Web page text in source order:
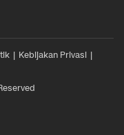
Kebijakan Privasi